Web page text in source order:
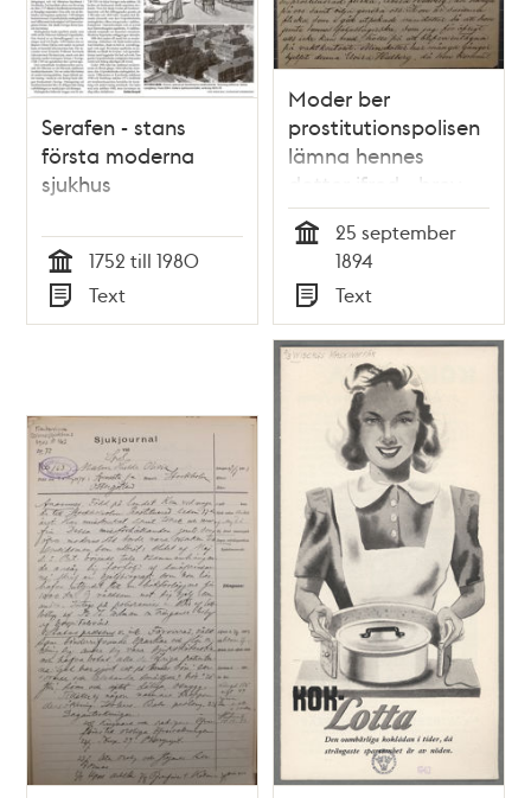
Serafen - stans
första moderna
sjukhus
Tid
1752 till 1980
Typ
Text
Moder ber
prostitutionspolisen
lämna hennes
dotter ifred - brev
1894
25 september
1894
Typ
Text